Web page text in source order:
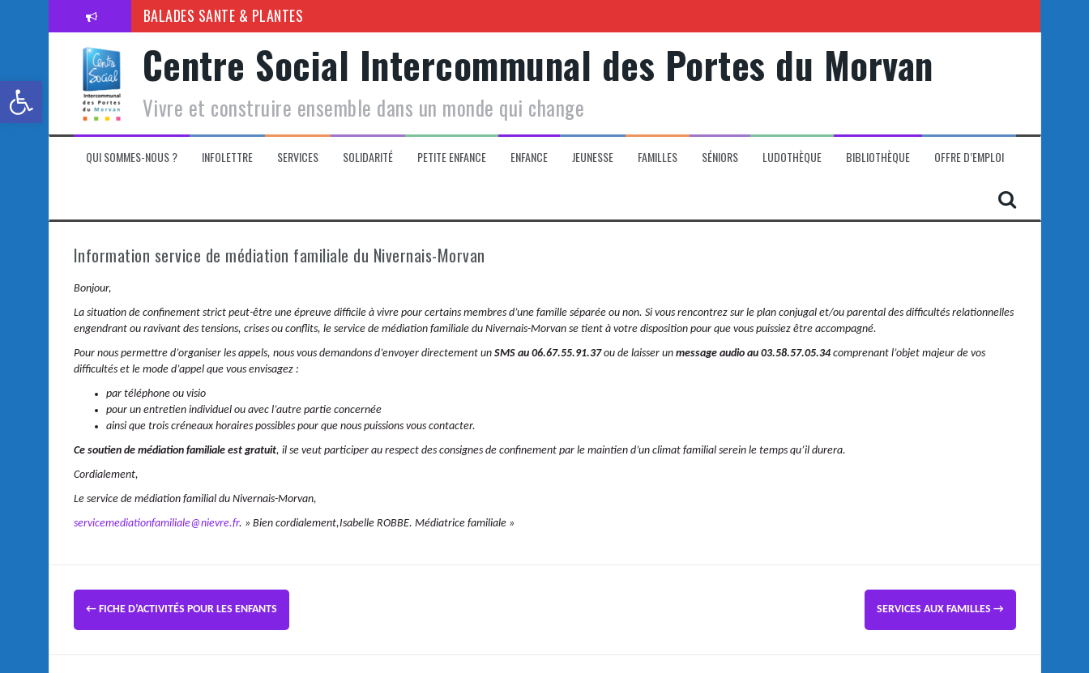
Ouvrir la barre d’outils
BALADES SANTE & PLANTES
Venez jouer à la ludothèque cet été
Toutes les activités de l’été avec le Centre social
Programme de la Cité des enfants
Préparer la première rentrée scolaire de votre enfant
Centre Social Intercommunal des Portes du Morvan
Vivre et construire ensemble dans un monde qui change
QUI SOMMES-NOUS ? INFOLETTRE SERVICES SOLIDARITÉ PETITE ENFANCE ENFANCE JEUNESSE FAMILLES SÉNIORS LUDOTHÈQUE BIBLIOTHÈQUE OFFRE D’EMPLOI
Information service de médiation familiale du Nivernais-Morvan
Bonjour,
La situation de confinement strict peut-être une épreuve difficile à vivre pour certains membres d’une famille séparée ou non. Si vous rencontrez sur le plan conjugal et/ou parental des difficultés relationnelles
engendrant ou ravivant des tensions, crises ou conflits, le service de médiation familiale du Nivernais-Morvan se tient à votre disposition pour que vous puissiez être accompagné.
Pour nous permettre d’organiser les appels, nous vous demandons d’envoyer directement un SMS au 06.67.55.91.37ou de laisser un message audio au 03.58.57.05.34 comprenant l’objet majeur de vos
difficultés et le mode d’appel que vous envisagez :
par téléphone ou visio
pour un entretien individuel ou avec l’autre partie concernée
ainsi que trois créneaux horaires possibles pour que nous puissions vous contacter.
Ce soutien de médiation familialeestgratuit, il se veut participer au respect des consignes de confinement par le maintien d’un climat familial serein le temps qu’il durera.
Cordialement,
Le service de médiation familial du Nivernais-Morvan,
servicemediationfamiliale@nievre.fr. » Bien cordialement,Isabelle ROBBE. Médiatrice familiale »
←FICHE D’ACTIVITÉS POUR LES ENFANTS SERVICES AUX FAMILLES →